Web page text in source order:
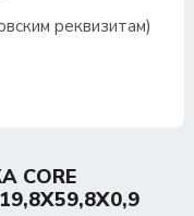
реквизитам)
CORE